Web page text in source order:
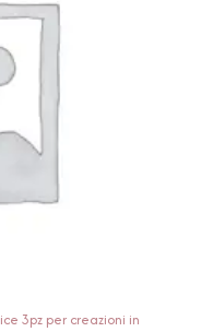
3pz per creazioni in